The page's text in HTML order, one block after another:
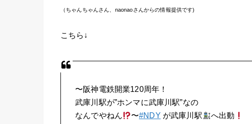
（ちゃんちゃんさん、naonaoさんからの情報提供です)
こちら↓
〜阪神電鉄開業120周年！
武庫川駅が”ホンマに武庫川駅”なの
なんでやねん
〜#NDY が武庫川駅
へ出動